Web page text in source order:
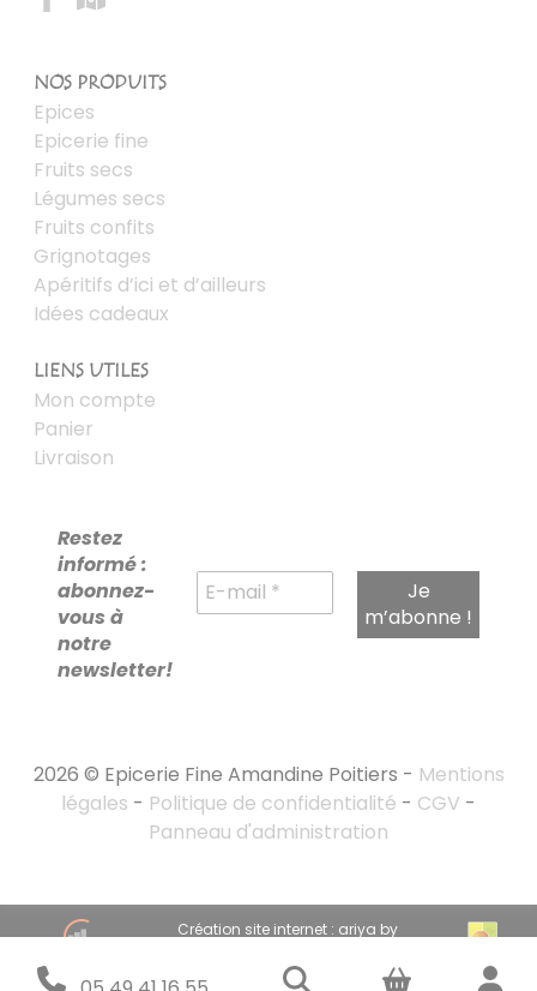
RECHERCHE
POUR :
NOS PRODUITS
Epices
Epicerie fine
Fruits secs
Légumes secs
Fruits confits
Grignotages
Apéritifs d’ici et d’ailleurs
Idées cadeaux
LIENS UTILES
Mon compte
Panier
Livraison
Restez
informé :
abonnez-
vous à
notre
newsletter!
2026 © Epicerie Fine Amandine Poitiers - Mentions
légales - Politique de confidentialité - CGV -
Panneau d'administration
Création site internet : ariya by
Stratégie marketing digital : emandarine